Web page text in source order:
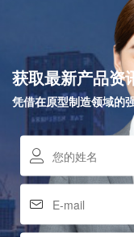
获取最新产品资
凭借在原型制造领域的